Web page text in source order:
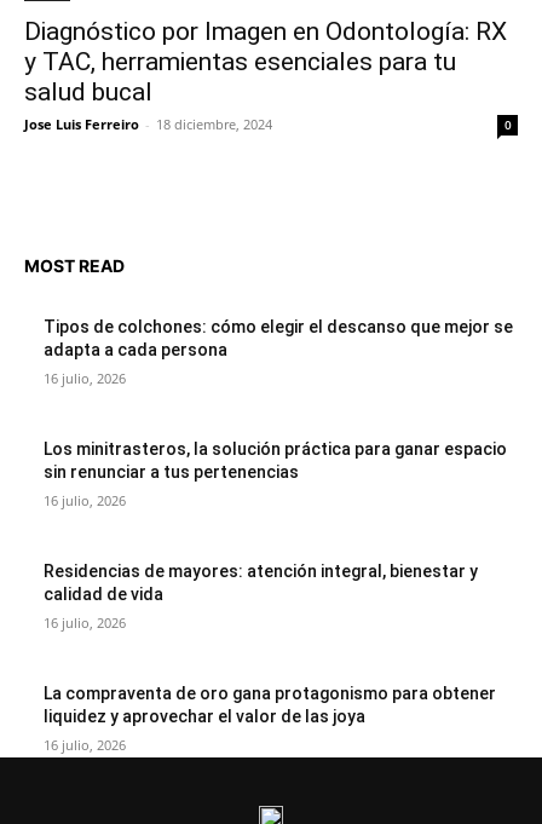
Diagnóstico por Imagen en Odontología: RX
y TAC, herramientas esenciales para tu
salud bucal
Jose Luis Ferreiro - 18 diciembre, 2024 0
MOST READ
Tipos de colchones: cómo elegir el descanso que mejor se
adapta a cada persona
16 julio, 2026
Los minitrasteros, la solución práctica para ganar espacio
sin renunciar a tus pertenencias
16 julio, 2026
Residencias de mayores: atención integral, bienestar y
calidad de vida
16 julio, 2026
La compraventa de oro gana protagonismo para obtener
liquidez y aprovechar el valor de las joya
16 julio, 2026